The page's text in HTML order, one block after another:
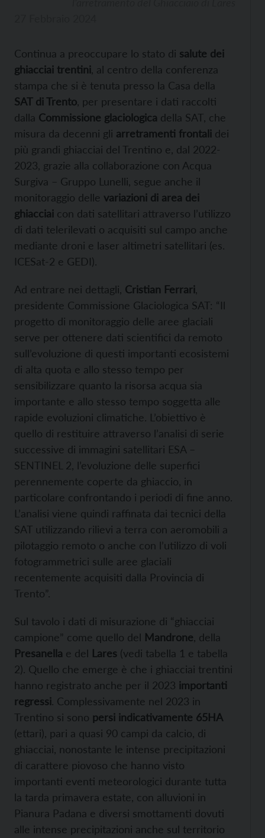
Continua a preoccupare lo stato di salute dei
ghiacciai trentini , al centro della conferenza
stampa che si è tenuta presso la Casa della
SAT di Trento , per presentare i dati raccolti
dalla Commissione glaciologica della SAT, che
misura da decenni gli arretramenti frontali dei
più grandi ghiacciai del Trentino e, dal 2022-
2023, grazie alla collaborazione con Acqua
Surgiva – Gruppo Lunelli, segue anche il
monitoraggio delle variazioni di area dei
ghiacciai con dati satellitari attraverso l’utilizzo
di dati telerilevati o acquisiti sul campo anche
mediante droni e laser altimetri satellitari (es.
ICESat-2 e GEDI).
Ad entrare nei dettagli, Cristian Ferrari
presidente Commissione Glaciologica SAT: “Il
progetto di monitoraggio delle aree glaciali
serve per ottenere dati scientifici da remoto
sull’evoluzione di questi importanti ecosistemi
di alta quota e allo stesso tempo per
sensibilizzare quanto la risorsa acqua sia
importante e allo stesso tempo soggetta alle
rapide evoluzioni climatiche. L’obiettivo è
quello di restituire attraverso l’analisi di serie
successive di immagini satellitari ESA –
SENTINEL 2, l’evoluzione delle superfici
perennemente coperte da ghiaccio, in
particolare confrontando i periodi di fine anno.
L’analisi viene quindi raffinata dai tecnici della
SAT utilizzando rilievi a terra con aeromobili a
pilotaggio remoto o anche con l’utilizzo di voli
fotogrammetrici sulle aree glaciali
recentemente acquisiti dalla Provincia di
Trento”.
Sul tavolo i dati di misurazione di “ghiacciai
campione” come quello del Mandrone , della
Presanella e del Lares (vedi tabella 1 e tabella
2). Quello che emerge è che i ghiacciai trentini
hanno registrato anche per il 2023 importanti
regressi. Complessivamente nel 2023 in
Trentino si sono persi indicativamente 65HA
(ettari), pari a quasi 90 campi da calcio, di
ghiacciai, nonostante le intense precipitazioni
di carattere piovoso che hanno visto
importanti eventi meteorologici durante tutta
la tarda primavera estate, con alluvioni in
Pianura Padana e diversi smottamenti dovuti
alle intense precipitazioni anche sul territorio